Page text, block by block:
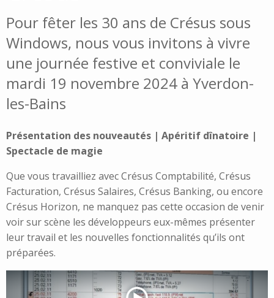
Pour fêter les 30 ans de Crésus sous
Windows, nous vous invitons à vivre
une journée festive et conviviale le
mardi 19 novembre 2024 à Yverdon-
les-Bains
Présentation des nouveautés | Apéritif dînatoire |
Spectacle de magie
Que vous travailliez avec Crésus Comptabilité, Crésus
Facturation, Crésus Salaires, Crésus Banking, ou encore
Crésus Horizon, ne manquez pas cette occasion de venir
voir sur scène les développeurs eux-mêmes présenter
leur travail et les nouvelles fonctionnalités qu’ils ont
préparées.